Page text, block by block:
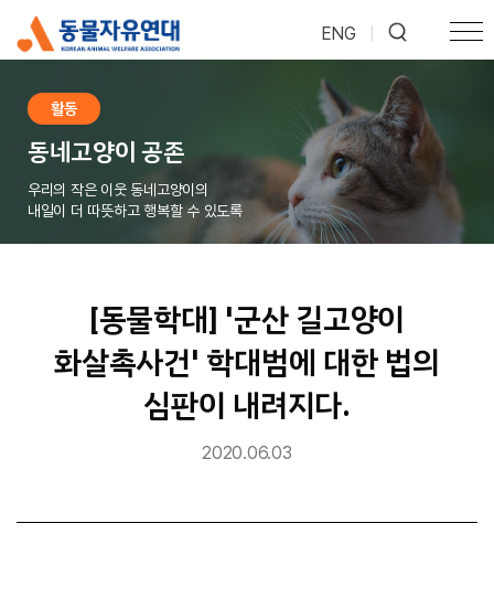
ENG
활동
동네고양이 공존
우리의 작은 이웃 동네고양이의
내일이 더 따뜻하고 행복할 수 있도록
[동물학대] '군산 길고양이
화살촉사건' 학대범에 대한 법의
심판이 내려지다.
2020.06.03